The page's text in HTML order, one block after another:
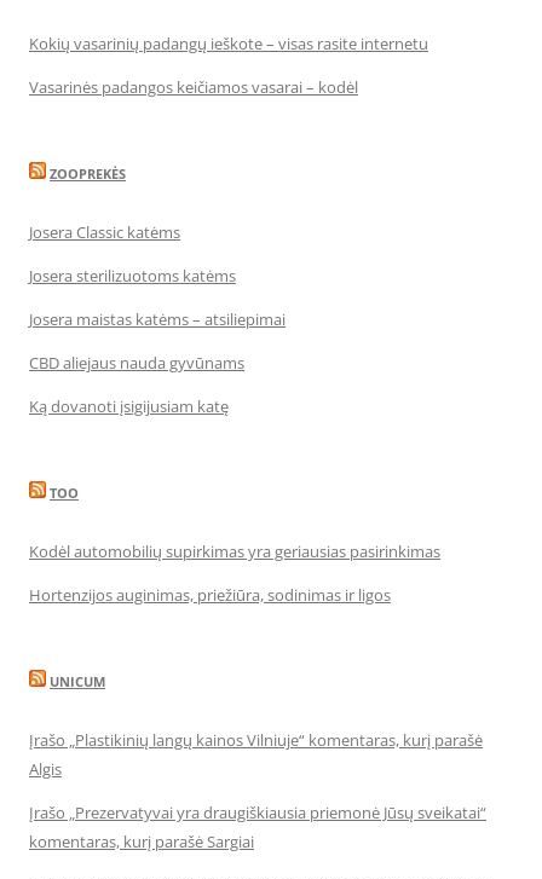
Kokių vasarinių padangų ieškote – visas rasite internetu
Vasarinės padangos keičiamos vasarai – kodėl
ZOOPREKĖS
Josera Classic katėms
Josera sterilizuotoms katėms
Josera maistas katėms – atsiliepimai
CBD aliejaus nauda gyvūnams
Ką dovanoti įsigijusiam katę
TOO
Kodėl automobilių supirkimas yra geriausias pasirinkimas
Hortenzijos auginimas, priežiūra, sodinimas ir ligos
UNICUM
Įrašo „Plastikinių langų kainos Vilniuje“ komentaras, kurį parašė
Algis
Įrašo „Prezervatyvai yra draugiškiausia priemonė Jūsų sveikatai“
komentaras, kurį parašė Sargiai